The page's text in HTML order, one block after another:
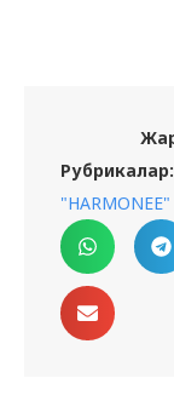
Рубрикалар: